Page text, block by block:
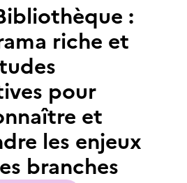
:
riche et
pour
et
les enjeux
branches